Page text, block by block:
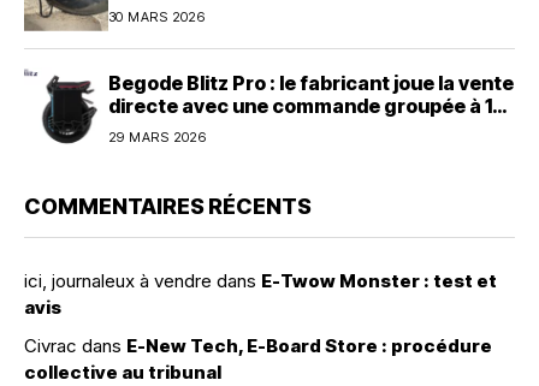
30 MARS 2026
Begode Blitz Pro : le fabricant joue la vente
directe avec une commande groupée à 1
600 dollars
29 MARS 2026
COMMENTAIRES RÉCENTS
ici, journaleux à vendre dans E-Twow Monster : test et
avis
Civrac dans E-New Tech, E-Board Store : procédure
collective au tribunal